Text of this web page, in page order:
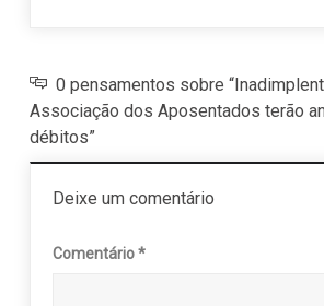
0 pensamentos sobre
Associação dos Aposentados terão
débitos”
Deixe um comentário
Comentário*